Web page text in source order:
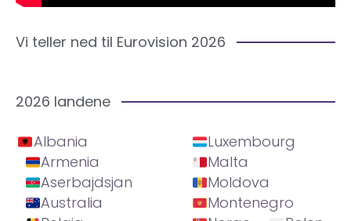
Vi teller ned til Eurovision 2026
2026 landene
Albania
Armenia
Aserbajdsjan
Australia
Luxembourg
Malta
Moldova
Montenegro